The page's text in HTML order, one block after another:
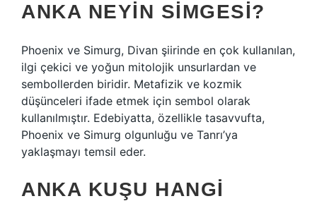
ANKA NEYIN SIMGESI?
Phoenix ve Simurg, Divan şiirinde en çok kullanılan,
ilgi çekici ve yoğun mitolojik unsurlardan ve
sembollerden biridir. Metafizik ve kozmik
düşünceleri ifade etmek için sembol olarak
kullanılmıştır. Edebiyatta, özellikle tasavvufta,
Phoenix ve Simurg olgunluğu ve Tanrı’ya
yaklaşmayı temsil eder.
ANKA KUŞU HANGI